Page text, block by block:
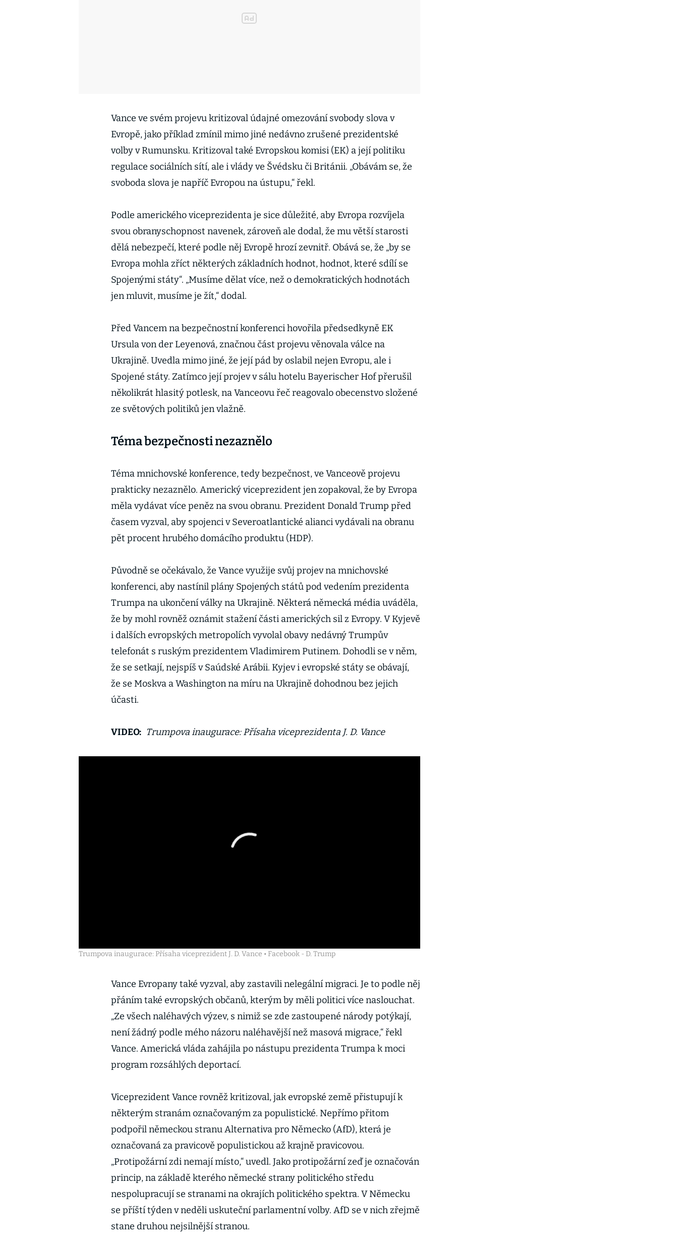
Vance ve svém projevu kritizoval údajné omezování svobody slova v
Evropě, jako příklad zmínil mimo jiné nedávno zrušené prezidentské
volby v Rumunsku. Kritizoval také Evropskou komisi (EK) a její politiku
regulace sociálních sítí, ale i vlády ve Švédsku či Británii. „Obávám se, že
svoboda slova je napříč Evropou na ústupu,“ řekl.
Podle amerického viceprezidenta je sice důležité, aby Evropa rozvíjela
svou obranyschopnost navenek, zároveň ale dodal, že mu větší starosti
dělá nebezpečí, které podle něj Evropě hrozí zevnitř. Obává se, že „by se
Evropa mohla zříct některých základních hodnot, hodnot, které sdílí se
Spojenými státy“. „Musíme dělat více, než o demokratických hodnotách
jen mluvit, musíme je žít,“ dodal.
Před Vancem na bezpečnostní konferenci hovořila předsedkyně EK
Ursula von der Leyenová, značnou část projevu věnovala válce na
Ukrajině. Uvedla mimo jiné, že její pád by oslabil nejen Evropu, ale i
Spojené státy. Zatímco její projev v sálu hotelu Bayerischer Hof přerušil
několikrát hlasitý potlesk, na Vanceovu řeč reagovalo obecenstvo složené
ze světových politiků jen vlažně.
Téma bezpečnosti nezaznělo
Téma mnichovské konference, tedy bezpečnost, ve Vanceově projevu
prakticky nezaznělo. Americký viceprezident jen zopakoval, že by Evropa
měla vydávat více peněz na svou obranu. Prezident Donald Trump před
časem vyzval, aby spojenci v Severoatlantické alianci vydávali na obranu
pět procent hrubého domácího produktu (HDP).
Původně se očekávalo, že Vance využije svůj projev na mnichovské
konferenci, aby nastínil plány Spojených států pod vedením prezidenta
Trumpa na ukončení války na Ukrajině. Některá německá média uváděla,
že by mohl rovněž oznámit stažení části amerických sil z Evropy. V Kyjevě
i dalších evropských metropolích vyvolal obavy nedávný Trumpův
telefonát s ruským prezidentem Vladimirem Putinem. Dohodli se v něm,
že se setkají, nejspíš v Saúdské Arábii. Kyjev i evropské státy se obávají,
že se Moskva a Washington na míru na Ukrajině dohodnou bez jejich
účasti.
VIDEO: Trumpova inaugurace: Přísaha viceprezidenta J. D. Vance
Trumpova inaugurace: Přísaha viceprezident J. D. Vance • Facebook - D. Trump
Vance Evropany také vyzval, aby zastavili nelegální migraci. Je to podle něj
přáním také evropských občanů, kterým by měli politici více naslouchat.
„Ze všech naléhavých výzev, s nimiž se zde zastoupené národy potýkají,
není žádný podle mého názoru naléhavější než masová migrace,“ řekl
Vance. Americká vláda zahájila po nástupu prezidenta Trumpa k moci
program rozsáhlých deportací.
Viceprezident Vance rovněž kritizoval, jak evropské země přistupují k
některým stranám označovaným za populistické. Nepřímo přitom
podpořil německou stranu Alternativa pro Německo (AfD), která je
označovaná za pravicově populistickou až krajně pravicovou.
„Protipožární zdi nemají místo,“ uvedl. Jako protipožární zeď je označován
princip, na základě kterého německé strany politického středu
nespolupracují se stranami na okrajích politického spektra. V Německu
se příští týden v neděli uskuteční parlamentní volby. AfD se v nich zřejmě
stane druhou nejsilnější stranou.